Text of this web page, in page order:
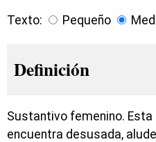
Texto: Pequeño
Definición
Sustantivo femenino.
encuentra desusada,